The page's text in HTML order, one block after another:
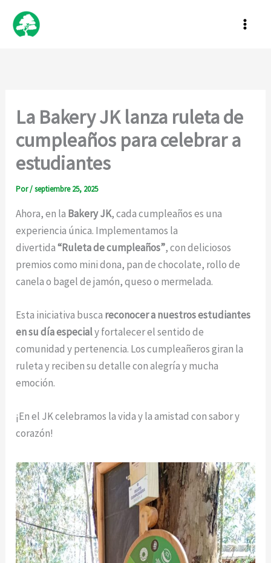
La Bakery JK lanza ruleta de
cumpleaños para celebrar a
estudiantes
Por/septiembre 25, 2025
Ahora, en la Bakery JK, cada cumpleaños es una
experiencia única. Implementamos la
divertida“Ruleta de cumpleaños”, con deliciosos
premios como mini dona, pan de chocolate, rollo de
canela o bagel de jamón, queso o mermelada.
Esta iniciativa busca reconocer a nuestros estudiantes
en su día especialy fortalecer el sentido de
comunidad y pertenencia. Los cumpleañeros giran la
ruleta y reciben su detalle con alegría y mucha
emoción.
¡En el JK celebramos la vida y la amistad con sabor y
corazón!